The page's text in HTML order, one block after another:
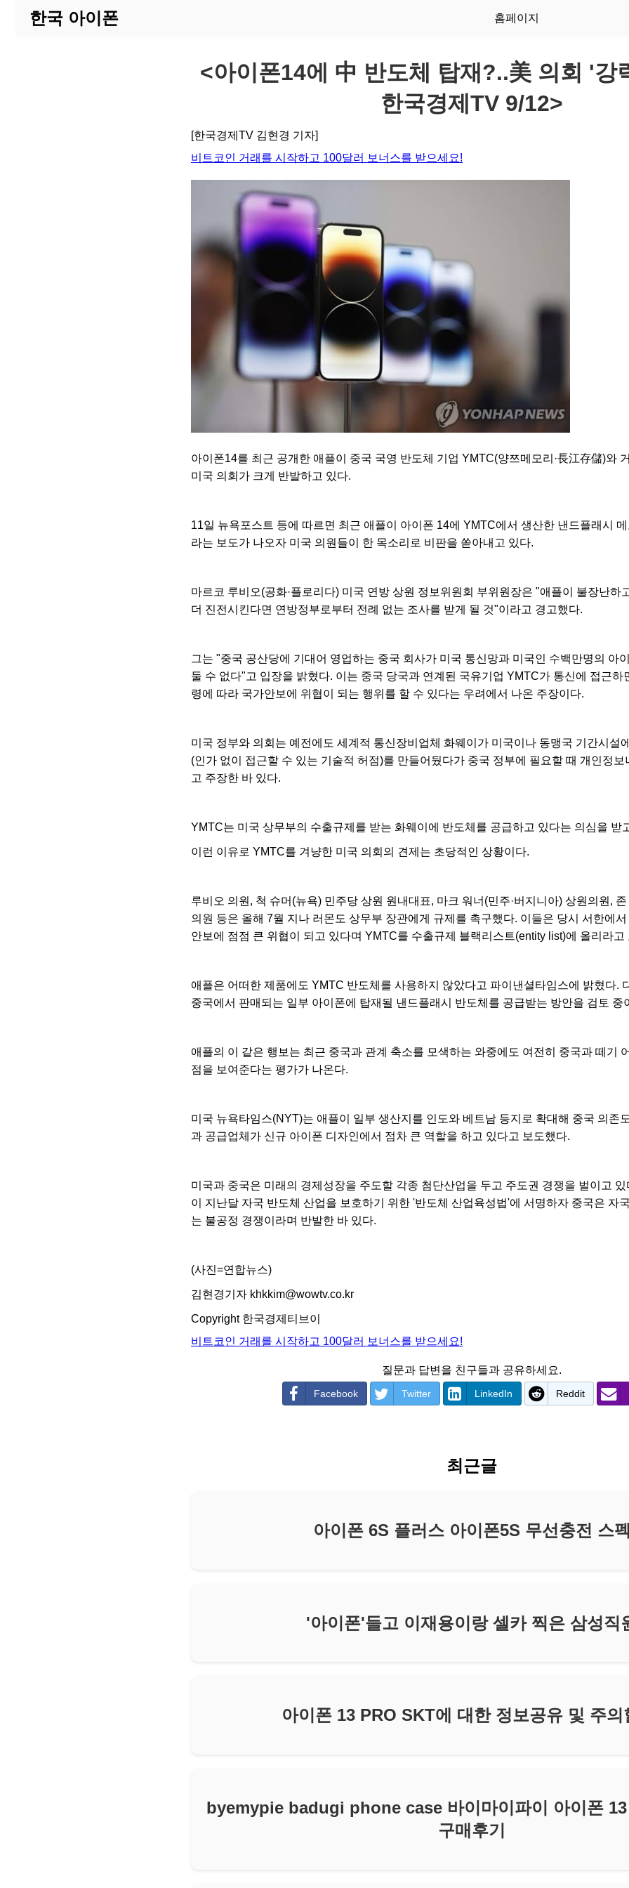
한국 아이폰 홈페이지
<아이폰14에 中 반도체 탑재?..美 의회 '강
한국경제TV 9/12>
[한국경제TV 김현경 기자]
비트코인 거래를 시작하고 100달러 보너스를 받으세요!
아이폰14를 최근 공개한 애플이 중국 국영 반도체 기업 YMTC(양쯔메모리·長江存儲)와
미국 의회가 크게 반발하고 있다.
11일 뉴욕포스트 등에 따르면 최근 애플이 아이폰 14에 YMTC에서 생산한 낸드플래시 메
라는 보도가 나오자 미국 의원들이 한 목소리로 비판을 쏟아내고 있다.
마르코 루비오(공화·플로리다) 미국 연방 상원 정보위원회 부위원장은 "애플이 불장난하
더 진전시킨다면 연방정부로부터 전례 없는 조사를 받게 될 것"이라고 경고했다.
그는 "중국 공산당에 기대어 영업하는 중국 회사가 미국 통신망과 미국인 수백만명의 아
둘 수 없다"고 입장을 밝혔다. 이는 중국 당국과 연계된 국유기업 YMTC가 통신에 접근하
령에 따라 국가안보에 위협이 되는 행위를 할 수 있다는 우려에서 나온 주장이다.
미국 정부와 의회는 예전에도 세계적 통신장비업체 화웨이가 미국이나 동맹국 기간시설
(인가 없이 접근할 수 있는 기술적 허점)를 만들어뒀다가 중국 정부에 필요할 때 개인정
고 주장한 바 있다.
YMTC는 미국 상무부의 수출규제를 받는 화웨이에 반도체를 공급하고 있다는 의심을 받
이런 이유로 YMTC를 겨냥한 미국 의회의 견제는 초당적인 상황이다.
루비오 의원, 척 슈머(뉴욕) 민주당 상원 원내대표, 마크 워너(민주·버지니아) 상원의원, 존
의원 등은 올해 7월 지나 러몬도 상무부 장관에게 규제를 촉구했다. 이들은 당시 서한에
안보에 점점 큰 위협이 되고 있다며 YMTC를 수출규제 블랙리스트(entity list)에 올리라고
애플은 어떠한 제품에도 YMTC 반도체를 사용하지 않았다고 파이낸셜타임스에 밝혔다.
중국에서 판매되는 일부 아이폰에 탑재될 낸드플래시 반도체를 공급받는 방안을 검토 중
애플의 이 같은 행보는 최근 중국과 관계 축소를 모색하는 와중에도 여전히 중국과 떼기
점을 보여준다는 평가가 나온다.
미국 뉴욕타임스(NYT)는 애플이 일부 생산지를 인도와 베트남 등지로 확대해 중국 의존
과 공급업체가 신규 아이폰 디자인에서 점차 큰 역할을 하고 있다고 보도했다.
미국과 중국은 미래의 경제성장을 주도할 각종 첨단산업을 두고 주도권 경쟁을 벌이고
이 지난달 자국 반도체 산업을 보호하기 위한 '반도체 산업육성법'에 서명하자 중국은 자
는 불공정 경쟁이라며 반발한 바 있다.
(사진=연합뉴스)
김현경기자 khkkim@wowtv.co.kr
Copyright 한국경제티브이
비트코인 거래를 시작하고 100달러 보너스를 받으세요!
질문과 답변을 친구들과 공유하세요.
Facebook Twitter LinkedIn Reddit
최근글
아이폰 6S 플러스 아이폰5S 무선충전 스펙
'아이폰'들고 이재용이랑 셀카 찍은 삼성직
아이폰 13 PRO SKT에 대한 정보공유 및 주의
byemypie badugi phone case 바이마이파이 아이폰
구매후기